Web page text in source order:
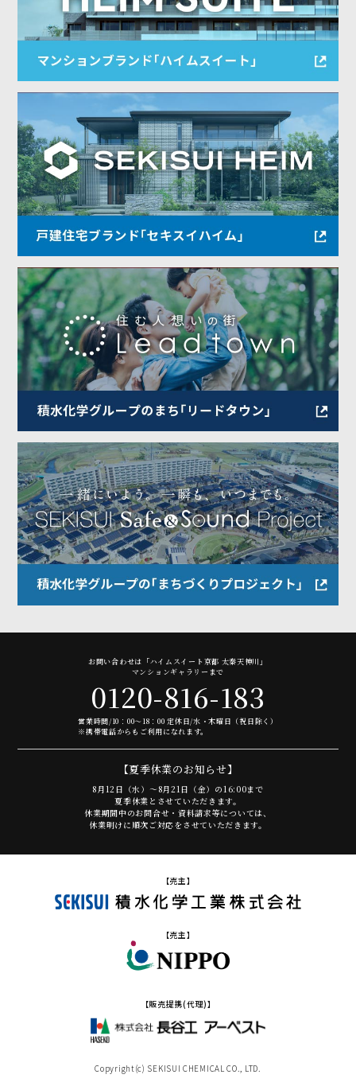
お問い合わせは「ハイムスイート京都 太秦天神川」
マンションギャラリーまで
0120-816-183
営業時間/10：00～18：00 定休日/水・木曜日（祝日除く）
※携帯電話からもご利用になれます。
【夏季休業のお知らせ】
8月12日（水）～8月21日（金）の16:00まで
夏季休業とさせていただきます。
休業期間中のお問合せ・資料請求等については、
休業明けに順次ご対応をさせていただきます。
【売主】
【売主】
【販売提携(代理)】
Copyright(c) SEKISUI CHEMICAL CO., LTD.